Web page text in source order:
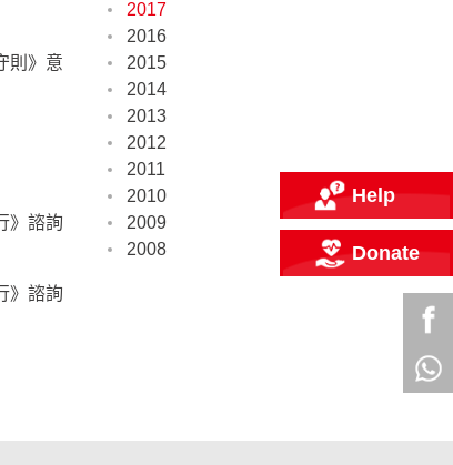
則》意
》諮詢
》諮詢
2017
2016
2015
2014
2013
2012
2011
2010
2009
2008
Help
Donate